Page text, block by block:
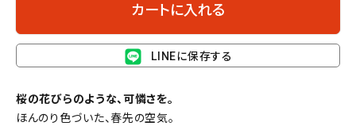
カートに入れる
LINEに保存する
桜の花びらのような、可憐さを。
ほんのり色づいた、春先の空気。